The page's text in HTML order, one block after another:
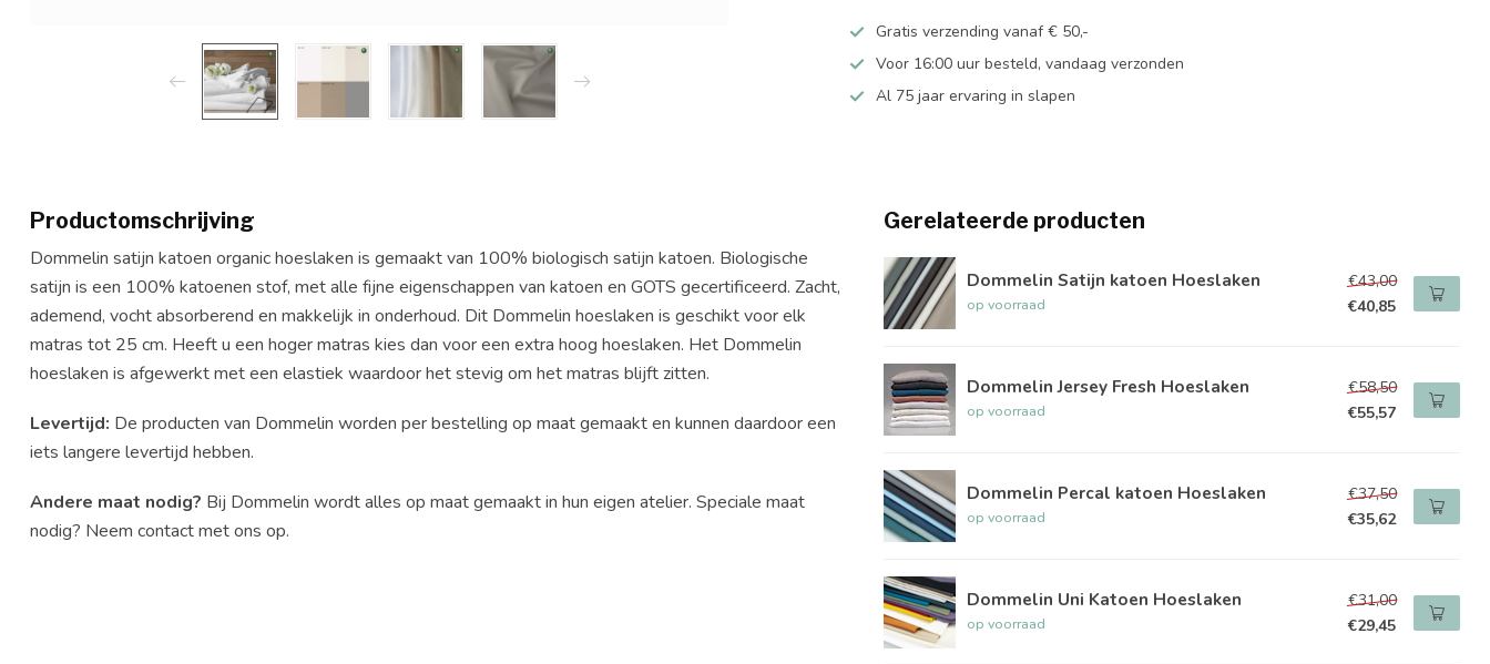
Gratis verzending vanaf € 50,-
Voor 16:00 uur besteld, vandaag verzonden
Al 75 jaar ervaring in slapen
Productomschrijving
Dommelin satijn katoen organic hoeslaken is gemaakt van 100% biologisch satijn katoen. Biologische
satijn is een 100% katoenen stof, met alle fijne eigenschappen van katoen en GOTS gecertificeerd. Zacht,
ademend, vocht absorberend en makkelijk in onderhoud. Dit Dommelin hoeslaken is geschikt voor elk
matras tot 25 cm. Heeft u een hoger matras kies dan voor een extra hoog hoeslaken. Het Dommelin
hoeslaken is afgewerkt met een elastiek waardoor het stevig om het matras blijft zitten.
Levertijd: De producten van Dommelin worden per bestelling op maat gemaakt en kunnen daardoor een
iets langere levertijd hebben.
Andere maat nodig? Bij Dommelin wordt alles op maat gemaakt in hun eigen atelier. Speciale maat
nodig? Neem contact met ons op.
Gerelateerde producten
Dommelin Satijn katoen Hoeslaken
op voorraad
€43,00
€40,85
Dommelin Jersey Fresh Hoeslaken
op voorraad
€58,50
€55,57
Dommelin Percal katoen Hoeslaken
op voorraad
€37,50
€35,62
Dommelin Uni Katoen Hoeslaken
op voorraad
€31,00
€29,45